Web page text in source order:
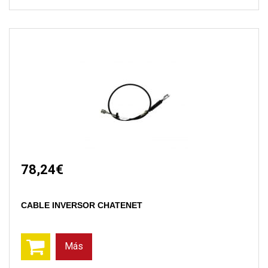
78,24€
CABLE INVERSOR CHATENET
Más